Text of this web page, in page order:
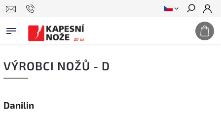
Hledat
VÝROBCI NOŽŮ - D
Danilin